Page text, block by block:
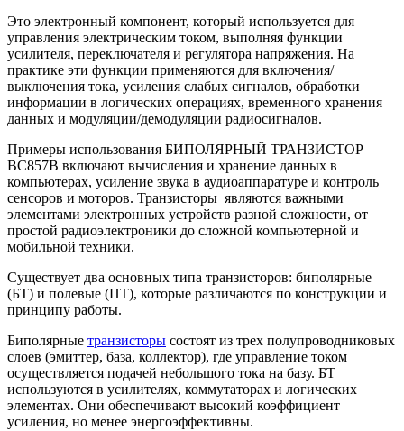
Это электронный компонент, который используется для
управления электрическим током, выполняя функции
усилителя, переключателя и регулятора напряжения. На
практике эти функции применяются для включения/
выключения тока, усиления слабых сигналов, обработки
информации в логических операциях, временного хранения
данных и модуляции/демодуляции радиосигналов.
Примеры использования БИПОЛЯРНЫЙ ТРАНЗИСТОР
BC857B включают вычисления и хранение данных в
компьютерах, усиление звука в аудиоаппаратуре и контроль
сенсоров и моторов. Транзисторы являются важными
элементами электронных устройств разной сложности, от
простой радиоэлектроники до сложной компьютерной и
мобильной техники.
Существует два основных типа транзисторов: биполярные
(БТ) и полевые (ПТ), которые различаются по конструкции и
принципу работы.
Биполярные транзисторы состоят из трех полупроводниковых
слоев (эмиттер, база, коллектор), где управление током
осуществляется подачей небольшого тока на базу. БТ
используются в усилителях, коммутаторах и логических
элементах. Они обеспечивают высокий коэффициент
усиления, но менее энергоэффективны.